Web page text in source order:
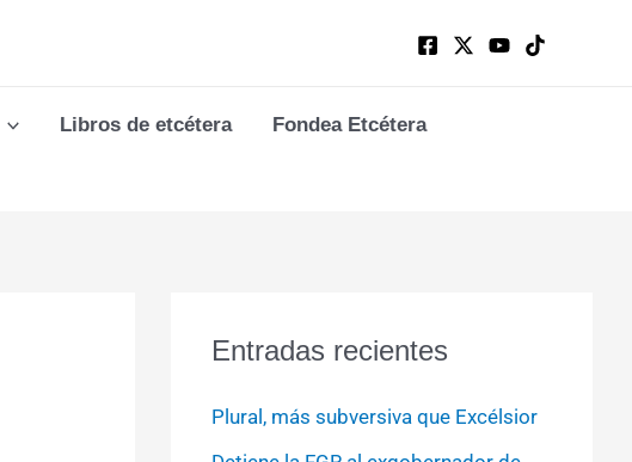
Libros de etcétera Fondea Etcétera
Entradas recientes
Plural, más subversiva que Excélsior